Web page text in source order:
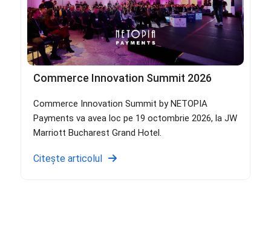
Commerce Innovation Summit 2026
Commerce Innovation Summit by NETOPIA
Payments va avea loc pe 19 octombrie 2026, la JW
Marriott Bucharest Grand Hotel.
Citește articolul